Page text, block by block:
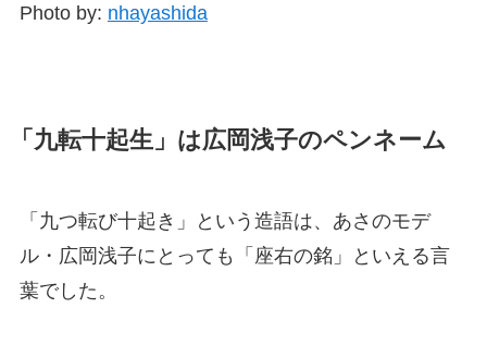
Photo by: nhayashida
「九転十起生」は広岡浅子のペンネーム
「九つ転び十起き」という造語は、あさのモデ
ル・広岡浅子にとっても「座右の銘」といえる言
葉でした。